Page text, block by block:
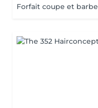
Forfait coupe et barbe